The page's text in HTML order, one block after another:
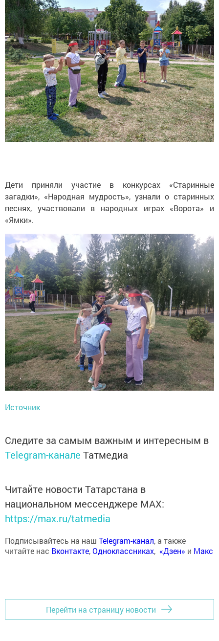
Дети приняли участие в конкурсах «Старинные
загадки», «Народная мудрость», узнали о старинных
песнях, участвовали в народных играх «Ворота» и
«Ямки».
Источник
Следите за самым важным и интересным в
Telegram-канале Татмедиа
Читайте новости Татарстана в
национальном мессенджере MАХ:
https://max.ru/tatmedia
Подписывайтесь на наш Telegram-канал, а также
читайте нас Вконтакте,Одноклассниках, «Дзен» и Макс
Перейти на страницу новости